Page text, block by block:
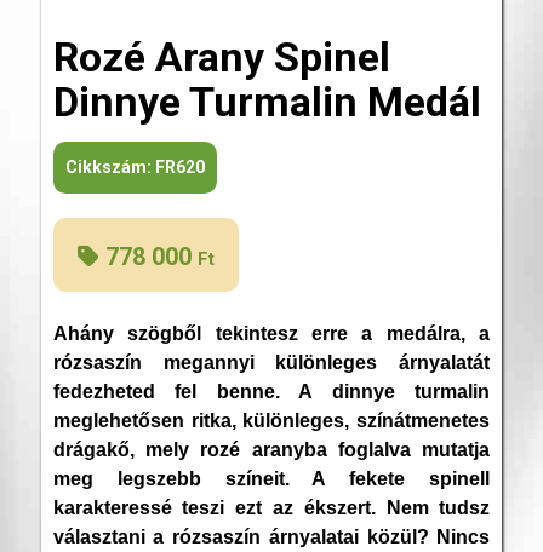
Rozé Arany Spinel
Dinnye Turmalin Medál
Cikkszám: FR620
778 000 Ft
Ahány szögből tekintesz erre a medálra, a
rózsaszín megannyi különleges árnyalatát
fedezheted fel benne. A dinnye turmalin
meglehetősen ritka, különleges, színátmenetes
drágakő, mely rozé aranyba foglalva mutatja
meg legszebb színeit. A fekete spinell
karakteressé teszi ezt az ékszert. Nem tudsz
választani a rózsaszín árnyalatai közül? Nincs